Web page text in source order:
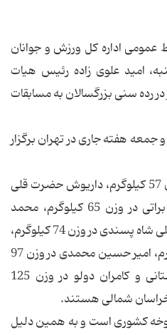
عمومی اداره کل ورزش و جوانان
امید علوی زاده رئیس هیات
گفت: این 9 آزادکار در رده سنی بزرگسالان به مسابقات
هفته جاری در تهران برگزار
به گفته وی، احمد نجفی در وزن 57 کیلوگرم، داریوش حضرت قلی
زاده در وزن 61 کیلوگرم، رضا براتی در وزن 65 کیلوگرم، محمد
مسعودی در وزن 70 کیلوگرم، علی شاه پسندی در وزن 74 کیلوگرم،
امین قلی زاده در وزن 84 کیلوگرم، امیر حسین محمدی در وزن 97
کیلوگرم همچنین عباس نیستانی و کامران دولو در وزن 125
خراسان شمالی هستند.
کشوری است و به همین دلیل